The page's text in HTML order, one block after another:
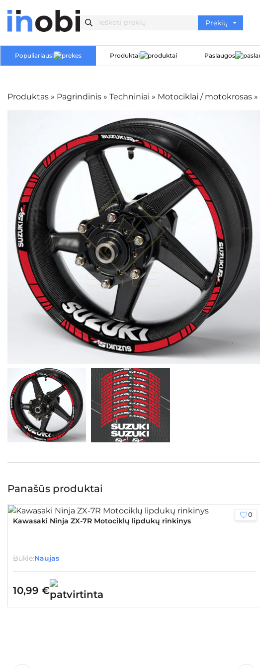
Populiariausi Produktai Paslaugos
Produktas » Pagrindinis » Techniniai » Motociklai / motokrosas »
Panašūs produktai
0
Kawasaki Ninja ZX-7R Motociklų lipdukų rinkinys
Būklė:Naujas
10,99 €